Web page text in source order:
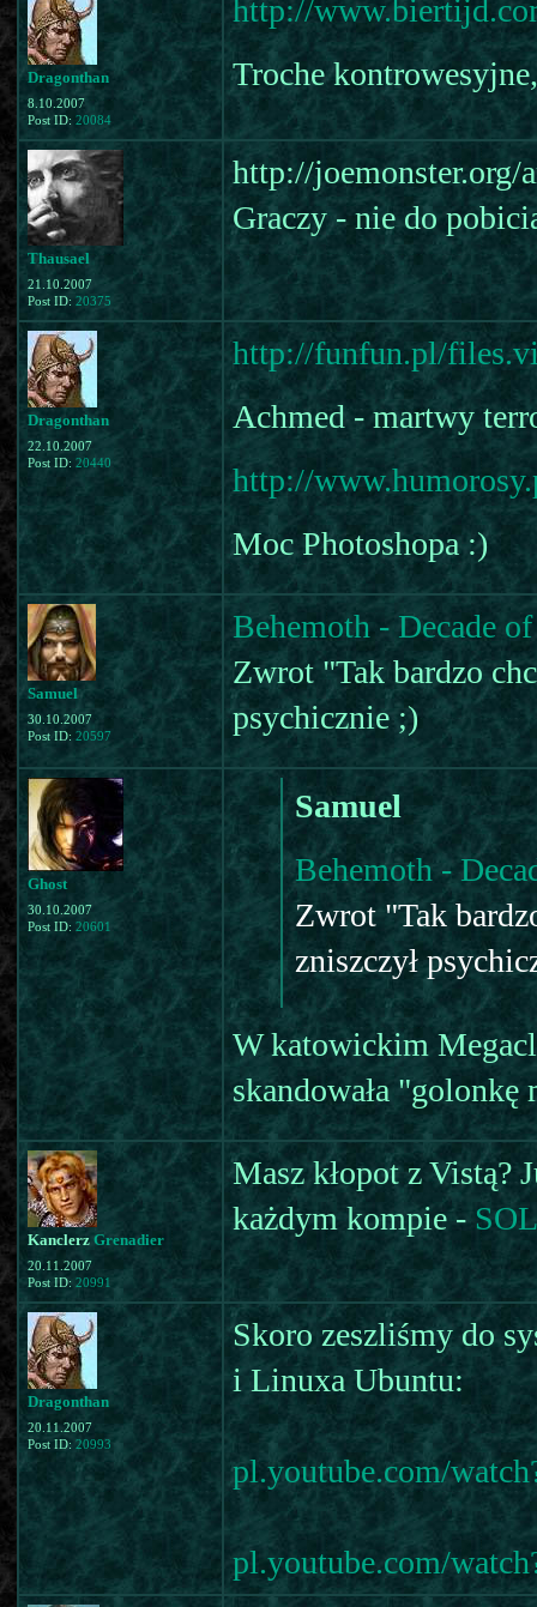
Dragonthan
8.10.2007
Post ID: 20084
http://
Troche
Thausael
21.10.2007
Post ID: 20375
http://joemonster.org/
Graczy - nie do
Dragonthan
22.10.2007
Post ID: 20440
http://funfun.pl/
Achmed - martwy
http://
Moc Photoshopa :)
Samuel
30.10.2007
Post ID: 20597
Behemoth - Decade
Zwrot "Tak bardzo
psychicznie ;)
Ghost
30.10.2007
Post ID: 20601
Samuel
Behemoth -
Zwrot "Tak
zniszczył
W katowickim
skandowała
Kanclerz Grenadier
20.11.2007
Post ID: 20991
Masz kłopot z Vistą?
każdym kompie -
Dragonthan
20.11.2007
Post ID: 20993
Skoro zeszliśmy do
i Linuxa Ubuntu:
pl.youtube.com/
pl.youtube.com/